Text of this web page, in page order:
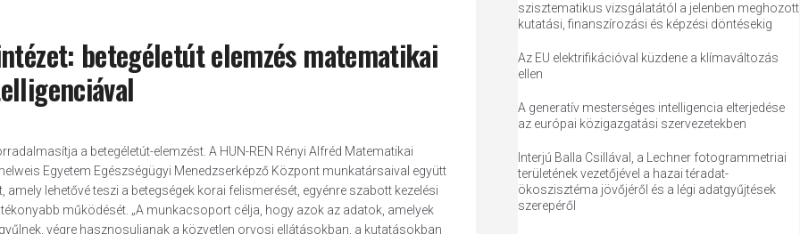
betegéletút elemzés matematikai
a betegéletút-elemzést. A HUN-REN Rényi Alfréd Matematikai
Egyetem Egészségügyi Menedzserképző Központ munkatársaival együtt
lehetővé teszi a betegségek korai felismerését, egyénre szabott kezelési
működését. „A munkacsoport célja, hogy azok az adatok, amelyek
végre hasznosuljanak a közvetlen orvosi ellátásokban, a kutatásokban
szisztematikus vizsgálatától a jelenben meghozott
kutatási, finanszírozási és képzési döntésekig
Az EU elektrifikációval küzdene a klímaváltozás
ellen
A generatív mesterséges intelligencia elterjedése
az európai közigazgatási szervezetekben
Interjú Balla Csillával, a Lechner fotogrammetriai
területének vezetőjével a hazai téradat-
ökoszisztéma jövőjéről és a légi adatgyűjtések
szerepéről